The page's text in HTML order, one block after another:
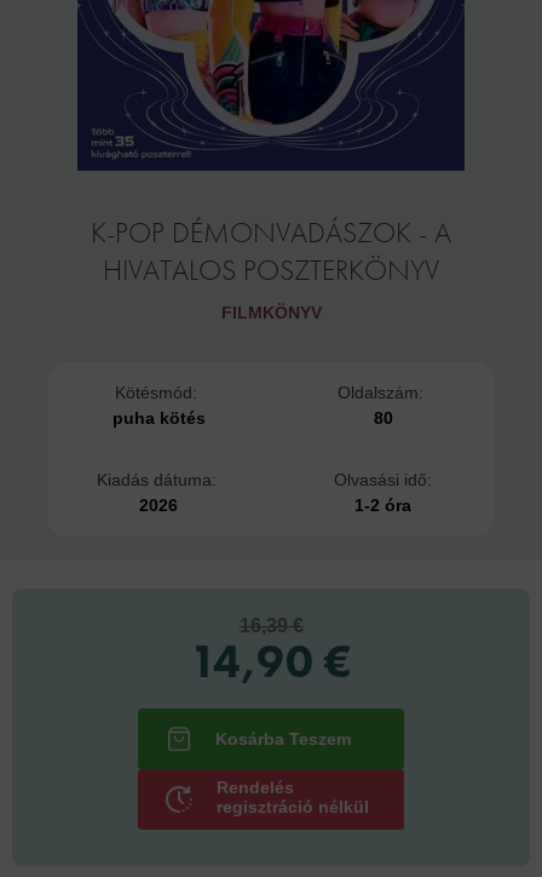
K-POP DÉMONVADÁSZOK - A
HIVATALOS POSZTERKÖNYV
FILMKÖNYV
Kötésmód:
puha kötés
Oldalszám:
80
Kiadás dátuma:
2026
Olvasási idő:
1-2 óra
16,39 €
14,90 €
Rendelés
regisztráció nélkül